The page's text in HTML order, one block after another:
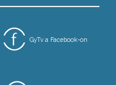
GyTv a Facebook-on